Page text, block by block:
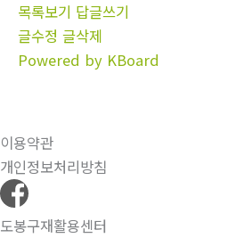
목록보기 답글쓰기
글수정 글삭제
Powered by KBoard
이용약관
개인정보처리방침
도봉구재활용센터